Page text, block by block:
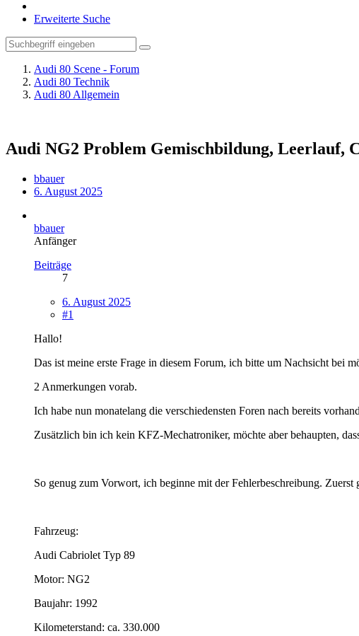
Erweiterte Suche
Audi 80 Scene - Forum
Audi 80 Technik
Audi 80 Allgemein
Audi NG2 Problem Gemischbildung, Leerlauf,
bbauer
6. August 2025
bbauer
Anfänger
Beiträge
7
6. August 2025
#1
Hallo!
Das ist meine erste Frage in diesem Forum, ich bitte um Nachsicht bei
2 Anmerkungen vorab.
Ich habe nun monatelang die verschiedensten Foren nach bereits
Zusätzlich bin ich kein KFZ-Mechatroniker, möchte aber behaupten,
So genug zum Vorwort, ich beginne mit der Fehlerbeschreibung.
Fahrzeug:
Audi Cabriolet Typ 89
Motor: NG2
Baujahr: 1992
Kilometerstand: ca. 330.000